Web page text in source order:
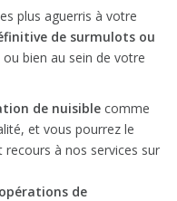
plus aguerris à votre
de surmulots ou
bien au sein de votre
de nuisible comme
et vous pourrez le
à nos services sur
opérations de